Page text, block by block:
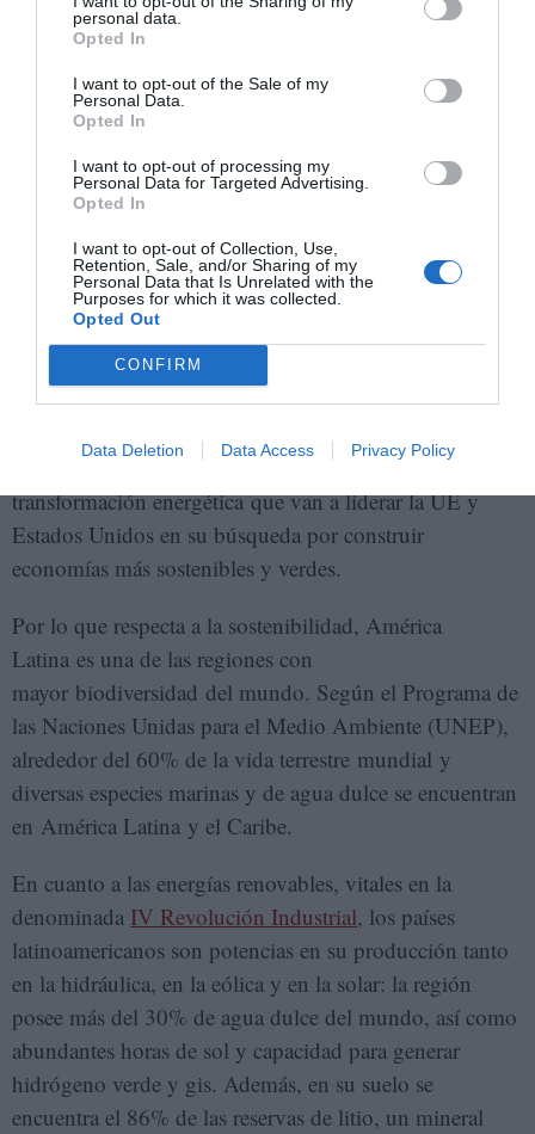
personal data.
Opted In
I want to opt-out of the Sale of my
Personal Data.
Opted In
I want to opt-out of processing my
Personal Data for Targeted Advertising.
Opted In
I want to opt-out of Collection, Use,
Retention, Sale, and/or Sharing of my
Personal Data that Is Unrelated with the
Purposes for which it was collected.
Opted Out
CONFIRM
Data Deletion Data Access Privacy Policy
mismo tiempo, modernizando los Estados para hacerlos
más ágiles, transparentes y cercanos a la ciudadanía
gracias a las nuevas tecnologías y los avances en la
digitalización
La IV Revolución Industrial
La economía mundial del siglo XXI no se podrá
construir sin América Latina. Su riqueza en recursos
naturales se va a convertir en una ventana de
oportunidad para la región, sobre todo en el momento
en el que se dé el definitivo cambio global de la matriz
tecnológica y energética. El continente posee en
commodities
que se necesitan para esa
transformación energética que van a liderar la UE y
Estados Unidos en su búsqueda por construir
economías más sostenibles y verdes.
Por lo que respecta a la sostenibilidad, América
Latina es una de las regiones con
mayor biodiversidad del mundo. Según el Programa de
las Naciones Unidas para el Medio Ambiente (UNEP),
alrededor del 60% de la vida terrestre mundial y
diversas especies marinas y de agua dulce se encuentran
en América Latina y el Caribe.
En cuanto a las energías renovables, vitales en la
denominada IV Revolución Industrial, los países
latinoamericanos son potencias en su producción tanto
en la hidráulica, en la eólica y en la solar: la región
posee más del 30% de agua dulce del mundo, así como
abundantes horas de sol y capacidad para generar
hidrógeno verde y gis. Además, en su suelo se
encuentra el 86% de las reservas de litio, un mineral